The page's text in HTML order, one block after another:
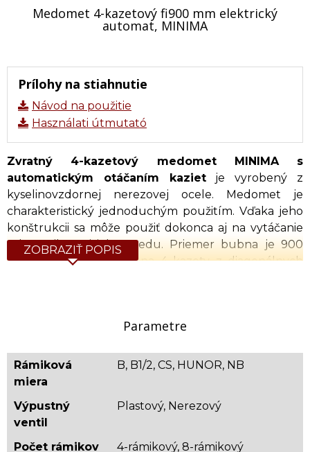
Medomet 4-kazetový fi900 mm elektrický
automat, MINIMA
Prílohy na stiahnutie
Návod na použitie
Használati útmutató
Zvratný 4-kazetový medomet MINIMA s
automatickým otáčaním kazietje vyrobený z
kyselinovzdornej nerezovej ocele. Medomet je
charakteristický jednoduchým použitím. Vďaka jeho
konštrukcii sa môže použiť dokonca aj na vytáčanie
toho najhustejšieho medu. Priemer bubna je 900
mm. Kôš ma kapacitu na 4 kazety z diagonálnych
digitálnym potenciometrom. Kryt bubna je vyrobený
neustálu vizuálnu kontrolu nad vytáčaním a tiež
ochranu pred rotujúcim košom medometu. Spodná
voľný odtok medu. Výpustný ventil je nožový
plastový 6/4". Medomet je upevnený na troch
kovových nohách.
ZOBRAZIŤ POPIS
Parametre
Rámiková
miera
B, B1/2, CS, HUNOR, NB
Výpustný
ventil
Plastový, Nerezový
Počet rámikov
4-rámikový, 8-rámikový